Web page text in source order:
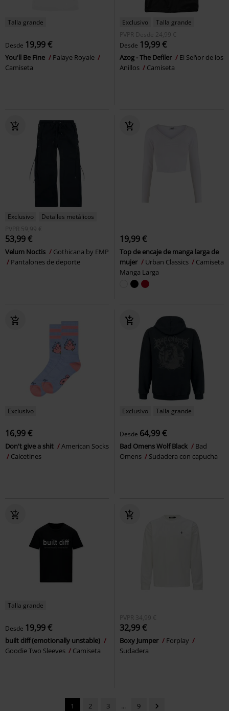
Talla grande
Desde 19,99 €
You'll Be Fine
Palaye Royale
Camiseta
Exclusivo
Talla grande
PVPR
Desde 24,99 €
Desde 19,99 €
Azog - The Defiler
El Señor de los
Anillos
Camiseta
Exclusivo
Detalles metálicos
PVPR
59,99 €
53,99 €
Velum Noctis
Gothicana by EMP
Pantalones de deporte
19,99 €
Top de encaje de manga larga de
mujer
Urban Classics
Camiseta
Manga Larga
Exclusivo
16,99 €
Don't give a shit
American Socks
Calcetines
Exclusivo Talla grande
Desde 64,99 €
Bad Omens Wolf Black
Bad
Omens
Sudadera con capucha
Talla grande
Desde 19,99 €
built diff (emotionally unstable)
Goodie Two Sleeves
Camiseta
PVPR 34,99 €
32,99 €
Boxy Jumper
Forplay
Sudadera
1 2 3 ... 9